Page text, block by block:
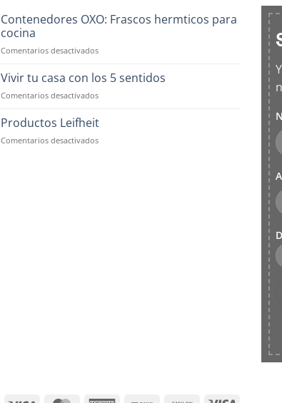
Contenedores OXO: Frascos hermticos para
cocina
Comentarios desactivadosen
OXO:
hermticos
cocina
Vivir tu casa con los 5 sentidos
Comentarios desactivadosen
tu
con
Productos Leifheit
Comentarios desactivadosen